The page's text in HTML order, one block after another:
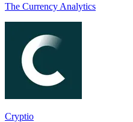
The Currency Analytics
Cryptio